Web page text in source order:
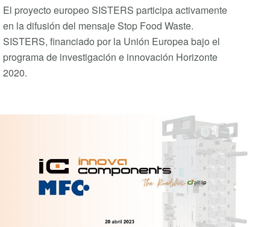
El proyecto europeo SISTERS participa activamente
en la difusión del mensaje Stop Food Waste.
SISTERS, financiado por la Unión Europea bajo el
programa de investigación e innovación Horizonte
2020.